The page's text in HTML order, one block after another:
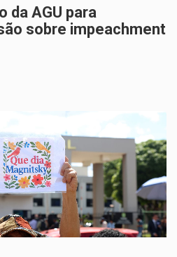
da AGU para
sobre impeachment